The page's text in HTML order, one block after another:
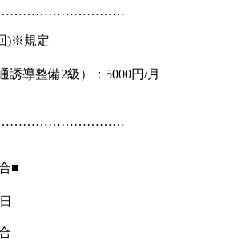
)※規定
導整備2級）：5000円/月
■